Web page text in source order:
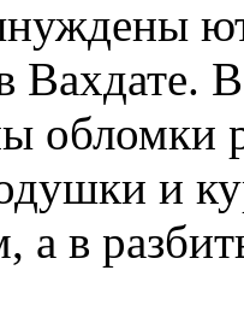
обломки
и
а в